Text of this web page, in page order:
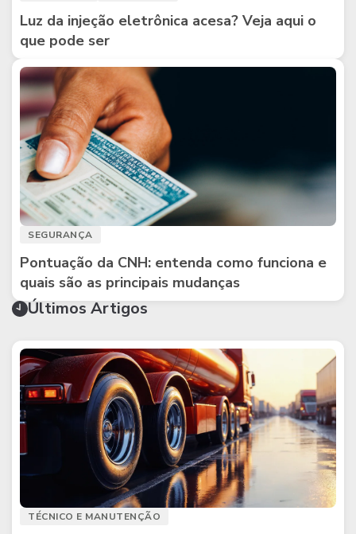
Luz da injeção eletrônica acesa? Veja aqui o
que pode ser
SEGURANÇA
Pontuação da CNH: entenda como funciona e
quais são as principais mudanças
Últimos Artigos
TÉCNICO E MANUTENÇÃO